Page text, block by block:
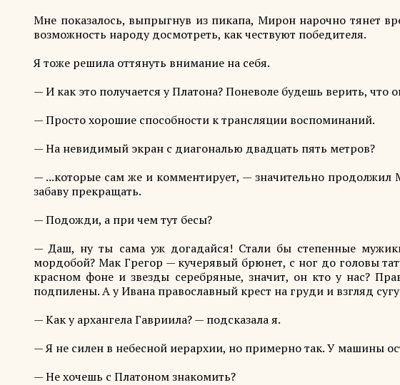
Мне показалось, выпрыгнув из пикапа, Мирон нарочно тянет
возможность народу досмотреть, как чествуют победителя.
Я тоже решила оттянуть внимание на себя.
— И как это получается у Платона? Поневоле будешь верить, что
— Просто хорошие способности к трансляции воспоминаний.
— На невидимый экран с диагональю двадцать пять метров?
— ...которые сам же и комментирует, — значительно
забаву прекращать.
— Подожди, а при чем тут бесы?
— Даш, ну ты сама уж догадайся! Стали бы степенные
мордобой? Мак Грегор — кучерявый брюнет, с ног до головы
красном фоне и звезды серебряные, значит, он кто у нас?
подпилены. А у Ивана православный крест на груди и взгляд
— Как у архангела Гавриила? — подсказала я.
— Я не силен в небесной иерархии, но примерно так. У машины
— Не хочешь с Платоном знакомить?